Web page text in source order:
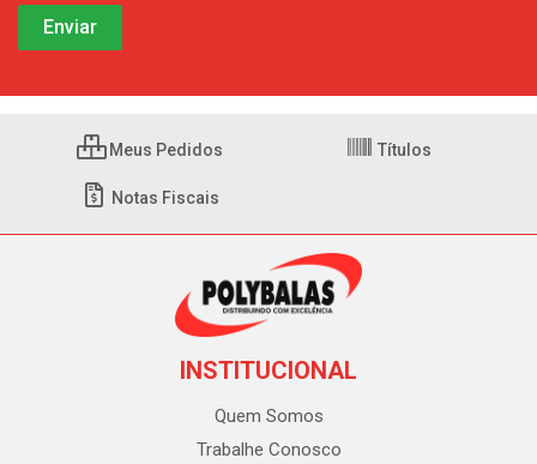
Meus Pedidos Títulos
Notas Fiscais
INSTITUCIONAL
Quem Somos
Trabalhe Conosco